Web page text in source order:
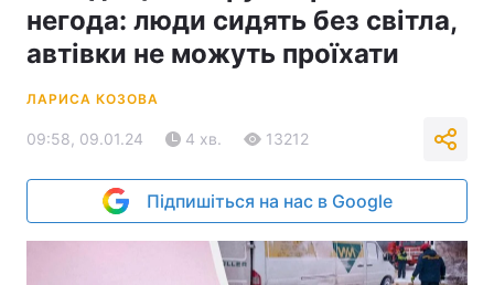
негода: люди сидять без світла,
автівки не можуть проїхати
ЛАРИСА КОЗОВА
09:58, 09.01.24 4 хв. 13212
Підпишіться на нас в Google